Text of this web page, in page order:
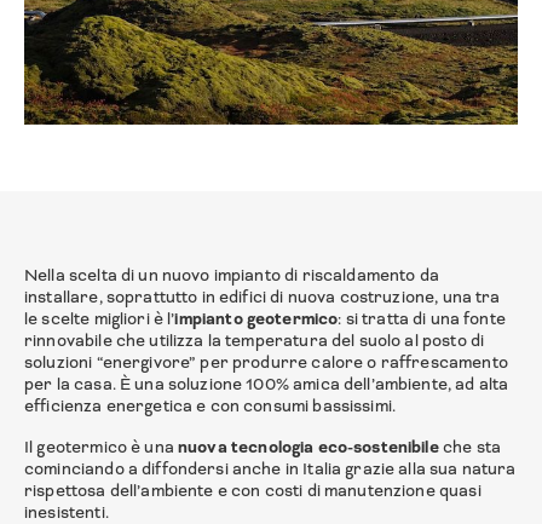
Nella scelta di un nuovo impianto di riscaldamento da
installare, soprattutto in edifici di nuova costruzione, una tra
le scelte migliori è l’impianto geotermico: si tratta di una fonte
rinnovabile che utilizza la temperatura del suolo al posto di
soluzioni “energivore” per produrre calore o raffrescamento
per la casa. È una soluzione 100% amica dell’ambiente, ad alta
efficienza energetica e con consumi bassissimi.
Il geotermico è una nuova tecnologia eco-sostenibileche sta
cominciando a diffondersi anche in Italia grazie alla sua natura
rispettosa dell’ambiente e con costi di manutenzione quasi
inesistenti.